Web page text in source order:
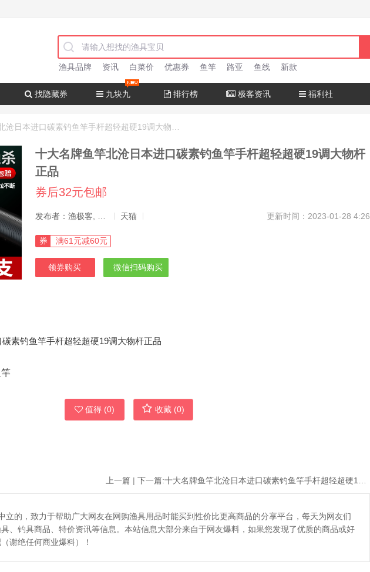
渔具品牌 资讯 白菜价 优惠券 鱼竿 路亚 鱼线 新款
找隐藏券 九块九 排行榜 极客资讯 福利社
十大名牌鱼竿北沧日本进口碳素钓鱼竿手杆超轻超硬19调大物杆
正品
券后32元包邮
天猫 更新时间：2023-01-28 4:26
券 满61元减60元
领券购买 微信扫码购买
值得 (0) 收藏 (0)
上一篇 | 下一篇:
立的，致力于帮助广大网友在网购渔具用品时能买到性价比更高商品的分享平台，每天为网友们
、钓具商品、特价资讯等信息。本站信息大部分来自于网友爆料，如果您发现了优质的商品或好
谢绝任何商业爆料）！